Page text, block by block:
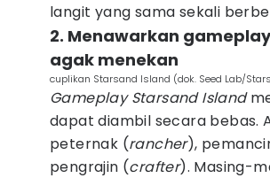
langit yang sama sekali
2. Menawarkan
agak menekan
cuplikan Starsand Island (dok. Seed Lab/
Gameplay Starsand Island
dapat diambil secara bebas.
peternak (rancher),
pengrajin (crafter). Masing-